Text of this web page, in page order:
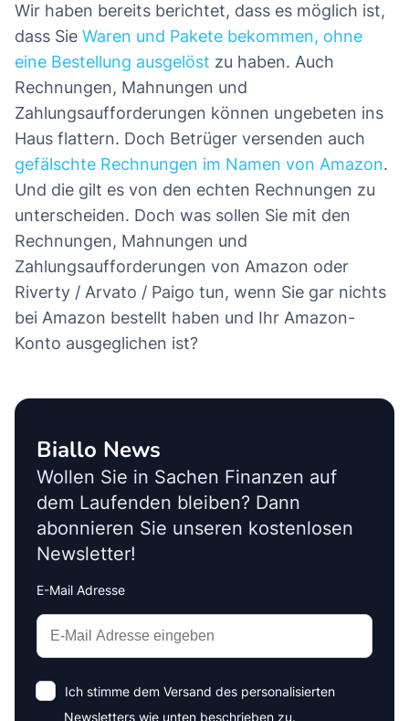
Wir haben bereits berichtet, dass es möglich ist,
dass Sie Waren und Pakete bekommen, ohne
eine Bestellung ausgelöst zu haben. Auch
Rechnungen, Mahnungen und
Zahlungsaufforderungen können ungebeten ins
Haus flattern. Doch Betrüger versenden auch
gefälschte Rechnungen im Namen von Amazon.
Und die gilt es von den echten Rechnungen zu
unterscheiden. Doch was sollen Sie mit den
Rechnungen, Mahnungen und
Zahlungsaufforderungen von Amazon oder
Riverty / Arvato / Paigo tun, wenn Sie gar nichts
bei Amazon bestellt haben und Ihr Amazon-
Konto ausgeglichen ist?
Biallo News
Wollen Sie in Sachen Finanzen auf
dem Laufenden bleiben? Dann
abonnieren Sie unseren kostenlosen
Newsletter!
E-Mail Adresse
Interests
Amount
Ich stimme dem Versand des personalisierten
Newsletters wie unten beschrieben zu.